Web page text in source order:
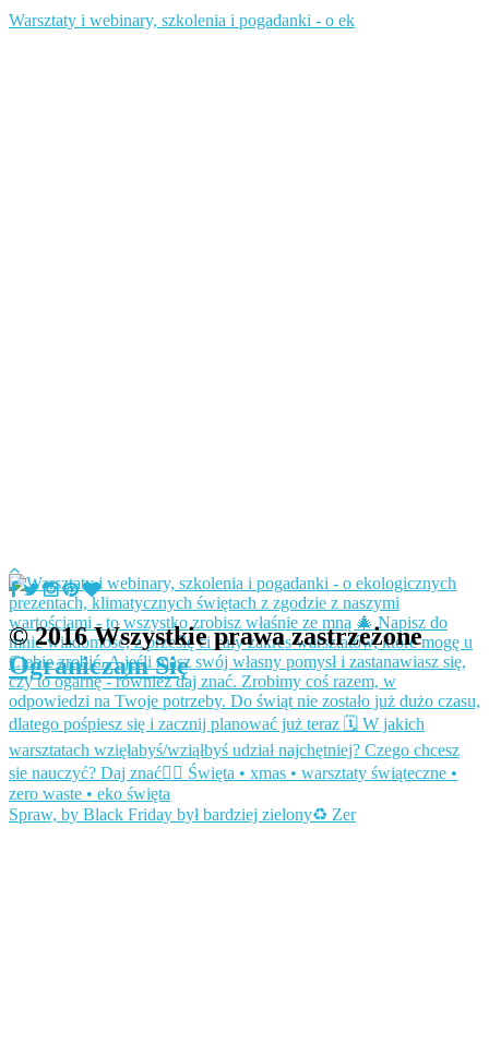
Warsztaty i webinary, szkolenia i pogadanki - o ek
Spraw, by Black Friday był bardziej zielony♻️ Zer
© 2016 Wszystkie prawa zastrzeżone
Ograniczam Się